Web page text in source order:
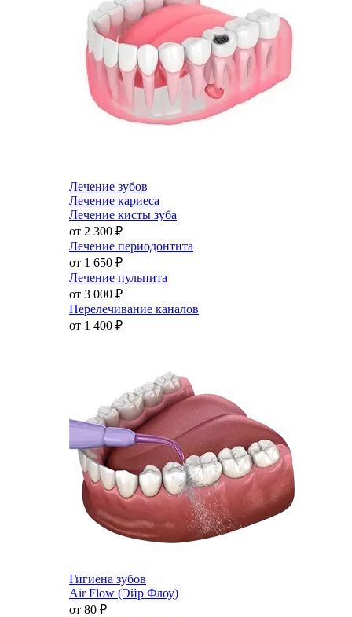
Лечение зубов
Лечение кариеса
Лечение кисты зуба
от 2 300 ₽
Лечение периодонтита
от 1 650 ₽
Лечение пульпита
от 3 000 ₽
Перелечивание каналов
от 1 400 ₽
Гигиена зубов
Air Flow (Эйр Флоу)
от 80 ₽